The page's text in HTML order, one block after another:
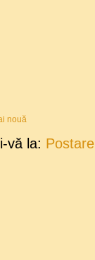
nouă
vă la: